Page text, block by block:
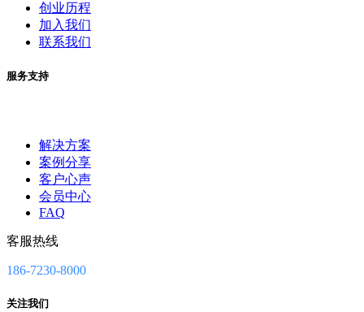
创业历程
加入我们
联系我们
服务支持
解决方案
案例分享
客户心声
会员中心
FAQ
客服热线
186-7230-8000
关注我们